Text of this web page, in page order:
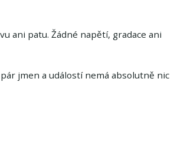
ani patu. Žádné napětí, gradace ani
jmen a událostí nemá absolutně nic